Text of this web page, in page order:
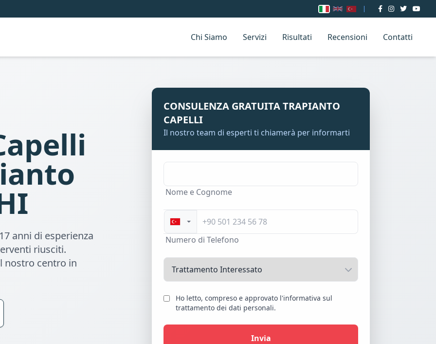
Chi Siamo Servizi Risultati Recensioni Contatti
anni di esperienza
riusciti.
nostro centro in
CONSULENZA GRATUITA TRAPIANTO
CAPELLI
Il nostro team di esperti ti chiamerà per informarti
Nome e Cognome
Numero di Telefono
Ho letto, compreso e approvato l'informativa sul
trattamento dei dati personali.
Invia